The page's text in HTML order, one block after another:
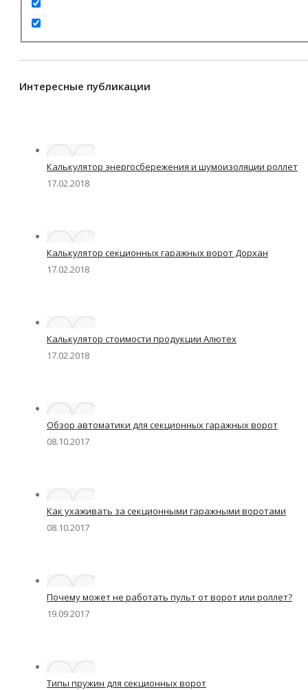
Интересные публикации
Калькулятор энергосбережения и шумоизоляции роллет
17.02.2018
Калькулятор секционных гаражных ворот Дорхан
17.02.2018
Калькулятор стоимости продукции Алютех
17.02.2018
Обзор автоматики для секционных гаражных ворот
08.10.2017
Как ухаживать за секционными гаражными воротами
08.10.2017
Почему может не работать пульт от ворот или роллет?
19.09.2017
Типы пружин для секционных ворот